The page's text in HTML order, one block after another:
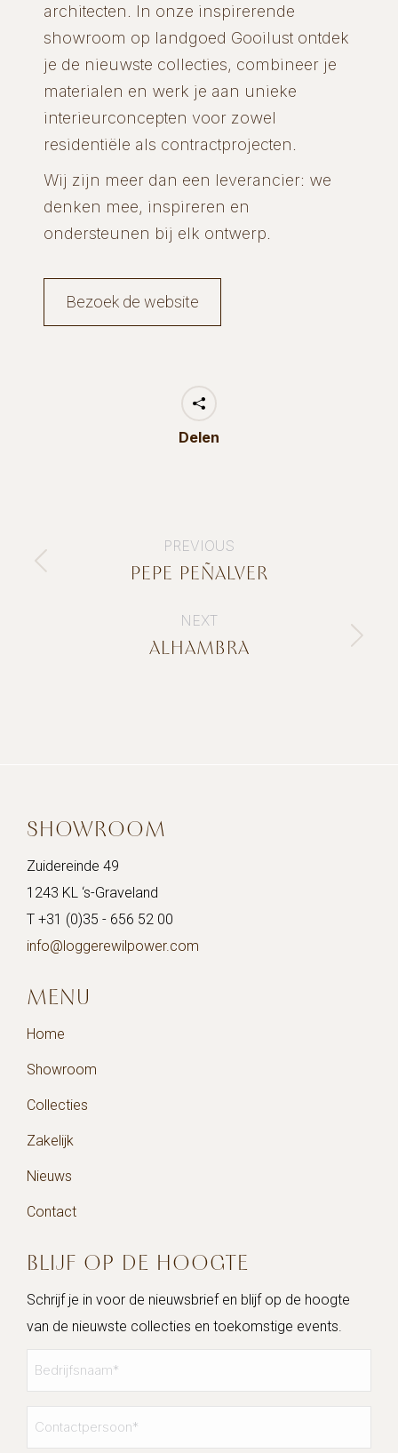
architecten. In onze inspirerende
showroom op landgoed Gooilust ontdek
je de nieuwste collecties, combineer je
materialen en werk je aan unieke
interieurconcepten voor zowel
residentiële als contractprojecten.
Wij zijn meer dan een leverancier: we
denken mee, inspireren en
ondersteunen bij elk ontwerp.
Bezoek de website
Delen
PROJECT
NAVIGATION
PREVIOUS
Previous
PEPE PEÑALVER
NEXT
Next
ALHAMBRA
SHOWROOM
Zuidereinde 49
1243 KL ‘s-Graveland
T +31 (0)35 - 656 52 00
info@loggerewilpower.com
MENU
Home
Showroom
Collecties
Zakelijk
Nieuws
Contact
BLIJF OP DE HOOGTE
Schrijf je in voor de nieuwsbrief en blijf op de hoogte
van de nieuwste collecties en toekomstige events.